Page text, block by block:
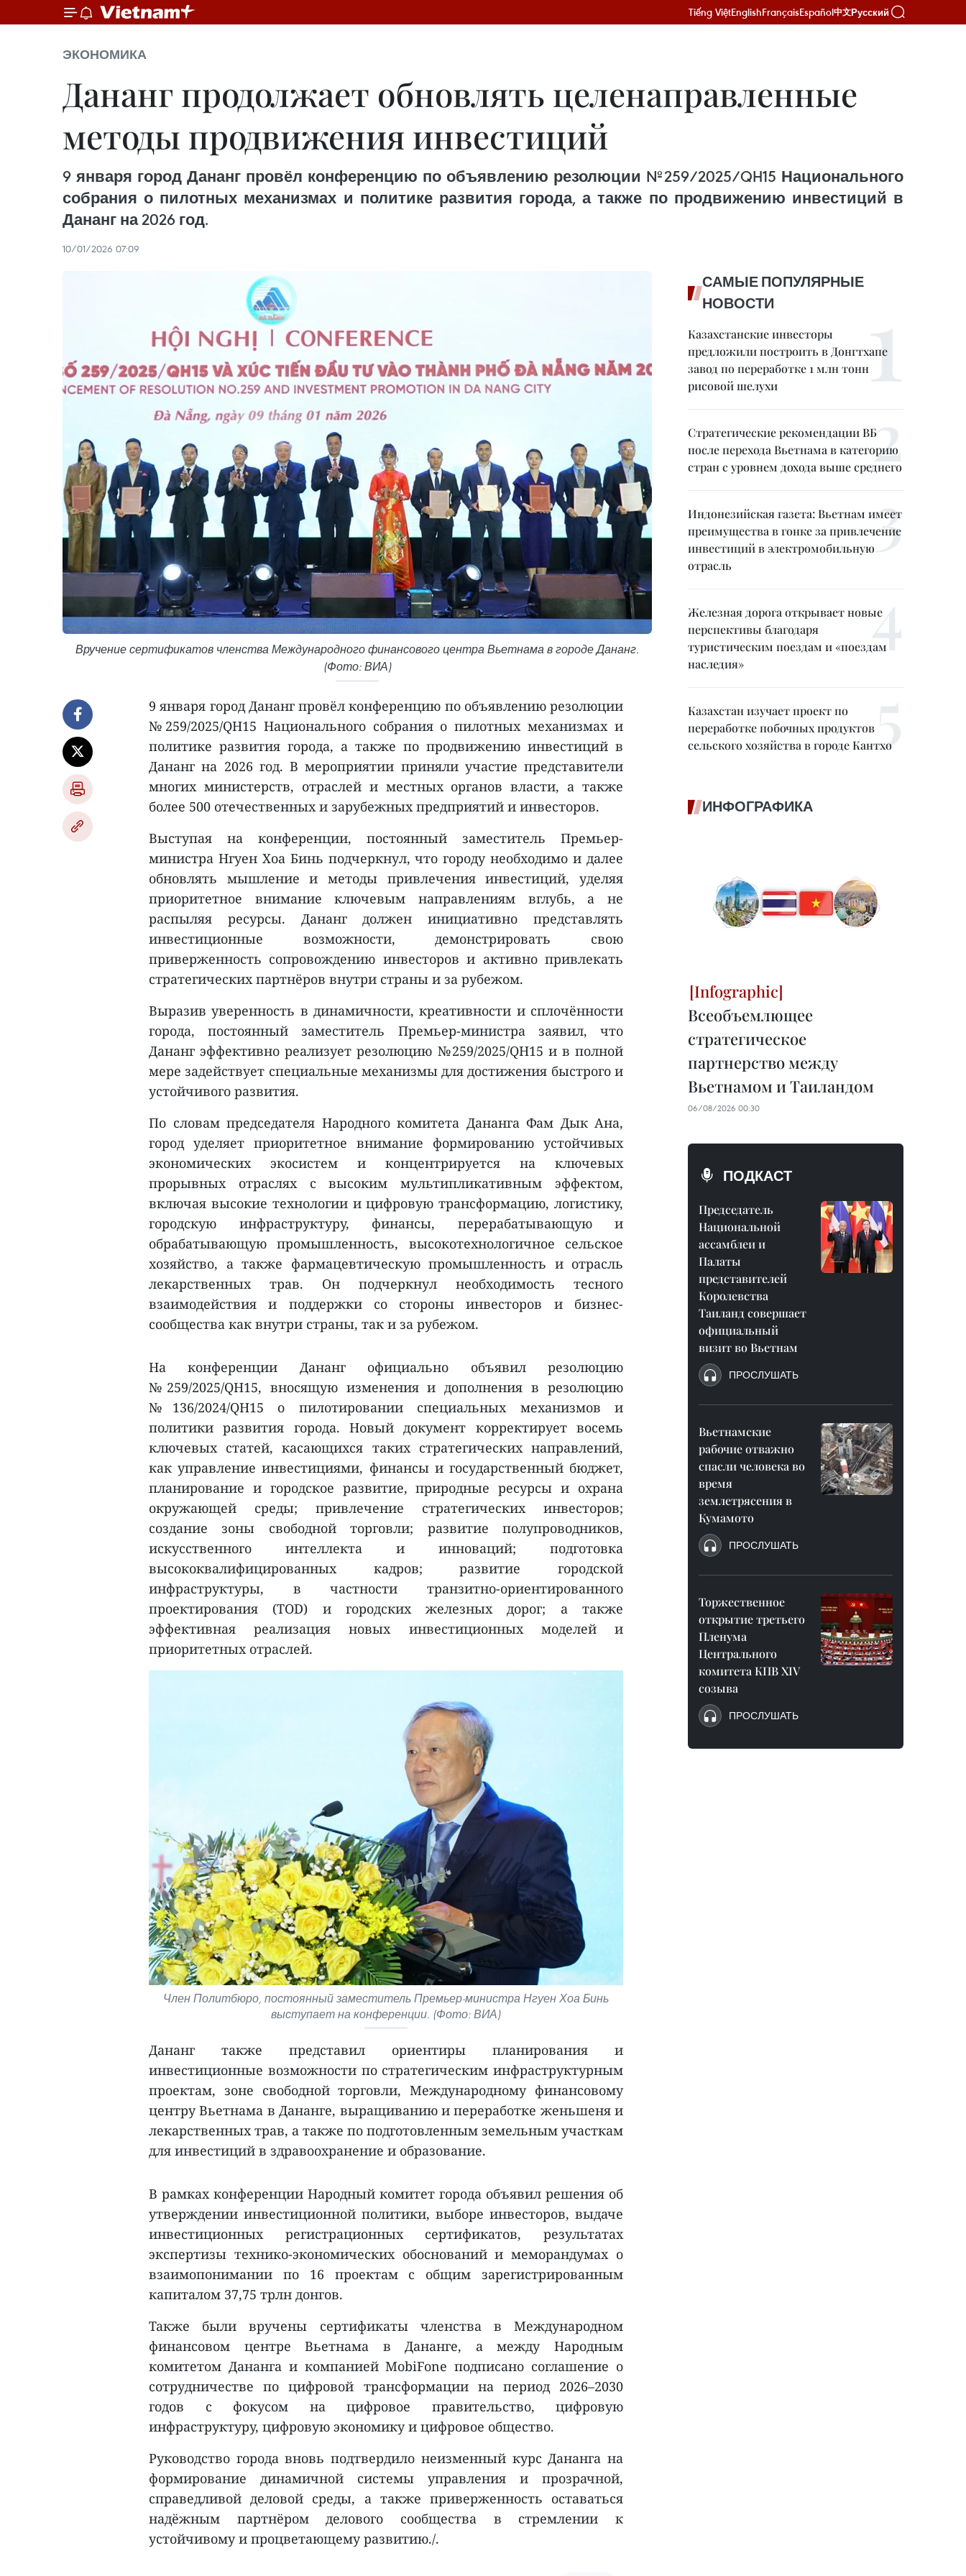
Tiếng ViệtEnglishFrançaisEspañol中文Русский
ЭКОНОМИКА
Дананг продолжает обновлять целенаправленные
методы продвижения инвестиций
9 января город Дананг провёл конференцию по объявлению резолюции №259/2025/QH15 Национального
собрания о пилотных механизмах и политике развития города, а также по продвижению инвестиций в
Дананг на 2026 год.
10/01/2026 07:09
Вручение сертификатов членства Международного финансового центра Вьетнама в городе Дананг.
(Фото: ВИА)
9 января город Дананг провёл конференцию по объявлению резолюции
№259/2025/QH15 Национального собрания о пилотных механизмах и
политике развития города, а также по продвижению инвестиций в
Дананг на 2026 год. В мероприятии приняли участие представители
многих министерств, отраслей и местных органов власти, а также
более 500 отечественных и зарубежных предприятий и инвесторов.
Выступая на конференции, постоянный заместитель Премьер-
министра Нгуен Хоа Бинь подчеркнул, что городу необходимо и далее
обновлять мышление и методы привлечения инвестиций, уделяя
приоритетное внимание ключевым направлениям вглубь, а не
распыляя ресурсы. Дананг должен инициативно представлять
инвестиционные возможности, демонстрировать свою
приверженность сопровождению инвесторов и активно привлекать
стратегических партнёров внутри страны и за рубежом.
Выразив уверенность в динамичности, креативности и сплочённости
города, постоянный заместитель Премьер-министра заявил, что
Дананг эффективно реализует резолюцию №259/2025/QH15 и в полной
мере задействует специальные механизмы для достижения быстрого и
устойчивого развития.
По словам председателя Народного комитета Дананга Фам Дык Ана,
город уделяет приоритетное внимание формированию устойчивых
экономических экосистем и концентрируется на ключевых
прорывных отраслях с высоким мультипликативным эффектом,
включая высокие технологии и цифровую трансформацию, логистику,
городскую инфраструктуру, финансы, перерабатывающую и
обрабатывающую промышленность, высокотехнологичное сельское
хозяйство, а также фармацевтическую промышленность и отрасль
лекарственных трав. Он подчеркнул необходимость тесного
взаимодействия и поддержки со стороны инвесторов и бизнес-
сообщества как внутри страны, так и за рубежом.
На конференции Дананг официально объявил резолюцию
№259/2025/QH15, вносящую изменения и дополнения в резолюцию
№136/2024/QH15 о пилотировании специальных механизмов и
политики развития города. Новый документ корректирует восемь
ключевых статей, касающихся таких стратегических направлений,
как управление инвестициями, финансы и государственный бюджет,
планирование и городское развитие, природные ресурсы и охрана
окружающей среды; привлечение стратегических инвесторов;
создание зоны свободной торговли; развитие полупроводников,
искусственного интеллекта и инноваций; подготовка
высококвалифицированных кадров; развитие городской
инфраструктуры, в частности транзитно-ориентированного
проектирования (TOD) и городских железных дорог; а также
эффективная реализация новых инвестиционных моделей и
приоритетных отраслей.
Член Политбюро, постоянный заместитель Премьер-министра Нгуен Хоа Бинь
выступает на конференции. (Фото: ВИА)
Дананг также представил ориентиры планирования и
инвестиционные возможности по стратегическим инфраструктурным
проектам, зоне свободной торговли, Международному финансовому
центру Вьетнама в Дананге, выращиванию и переработке женьшеня и
лекарственных трав, а также по подготовленным земельным участкам
для инвестиций в здравоохранение и образование.
В рамках конференции Народный комитет города объявил решения об
утверждении инвестиционной политики, выборе инвесторов, выдаче
инвестиционных регистрационных сертификатов, результатах
экспертизы технико-экономических обоснований и меморандумах о
взаимопонимании по 16 проектам с общим зарегистрированным
капиталом 37,75 трлн донгов.
Также были вручены сертификаты членства в Международном
финансовом центре Вьетнама в Дананге, а между Народным
комитетом Дананга и компанией MobiFone подписано соглашение о
сотрудничестве по цифровой трансформации на период 2026–2030
годов с фокусом на цифровое правительство, цифровую
инфраструктуру, цифровую экономику и цифровое общество.
Руководство города вновь подтвердило неизменный курс Дананга на
формирование динамичной системы управления и прозрачной,
справедливой деловой среды, а также приверженность оставаться
надёжным партнёром делового сообщества в стремлении к
устойчивому и процветающему развитию./.
САМЫЕ ПОПУЛЯРНЫЕ
НОВОСТИ
Казахстанские инвесторы
предложили построить в Донгтхапе
завод по переработке 1 млн тонн
рисовой шелухи
Стратегические рекомендации ВБ
после перехода Вьетнама в категорию
стран с уровнем дохода выше среднего
Индонезийская газета: Вьетнам имеет
преимущества в гонке за привлечение
инвестиций в электромобильную
отрасль
Железная дорога открывает новые
перспективы благодаря
туристическим поездам и «поездам
наследия»
Казахстан изучает проект по
переработке побочных продуктов
сельского хозяйства в городе Кантхо
ИНФОГРАФИКА
Всеобъемлющее
стратегическое
партнерство между
Вьетнамом и Таиландом
06/08/2026 00:30
ПОДКАСТ
Председатель
Национальной
ассамблеи и
Палаты
представителей
Королевства
Таиланд совершает
официальный
визит во Вьетнам
ПРОСЛУШАТЬ
Вьетнамские
рабочие отважно
спасли человека во
время
землетрясения в
Кумамото
ПРОСЛУШАТЬ
Торжественное
открытие третьего
Пленума
Центрального
комитета КПВ XIV
созыва
ПРОСЛУШАТЬ